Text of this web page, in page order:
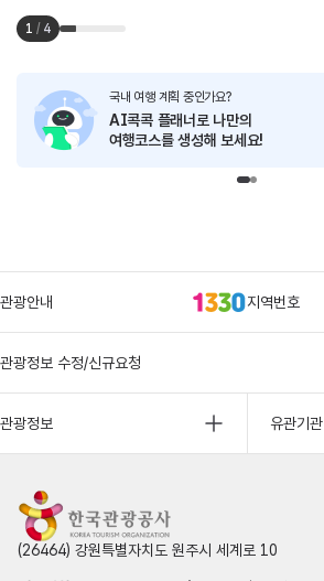
1 / 4
국내 여행 계획 중인가요?
AI콕콕 플래너로 나만의
여행코스를 생성해 보세요!
관광안내 지역번호
관광정보 수정/신규요청
관광정보 유관기관
(26464) 강원특별자치도 원주시 세계로 10